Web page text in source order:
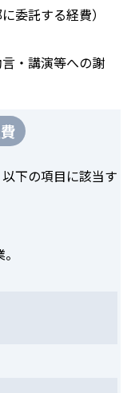
委託する経費）
・講演等への謝
下の項目に該当す